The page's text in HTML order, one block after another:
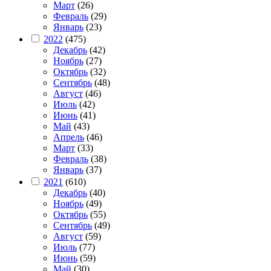
Март (26)
Февраль (29)
Январь (23)
2022 (475)
Декабрь (42)
Ноябрь (27)
Октябрь (32)
Сентябрь (48)
Август (46)
Июль (42)
Июнь (41)
Май (43)
Апрель (46)
Март (33)
Февраль (38)
Январь (37)
2021 (610)
Декабрь (40)
Ноябрь (49)
Октябрь (55)
Сентябрь (49)
Август (59)
Июль (77)
Июнь (59)